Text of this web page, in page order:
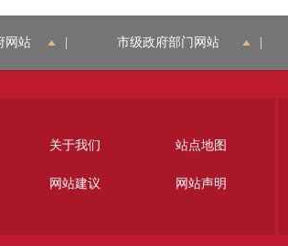
网站 市级政府部门网站
关于我们 站点地图
网站建议 网站声明